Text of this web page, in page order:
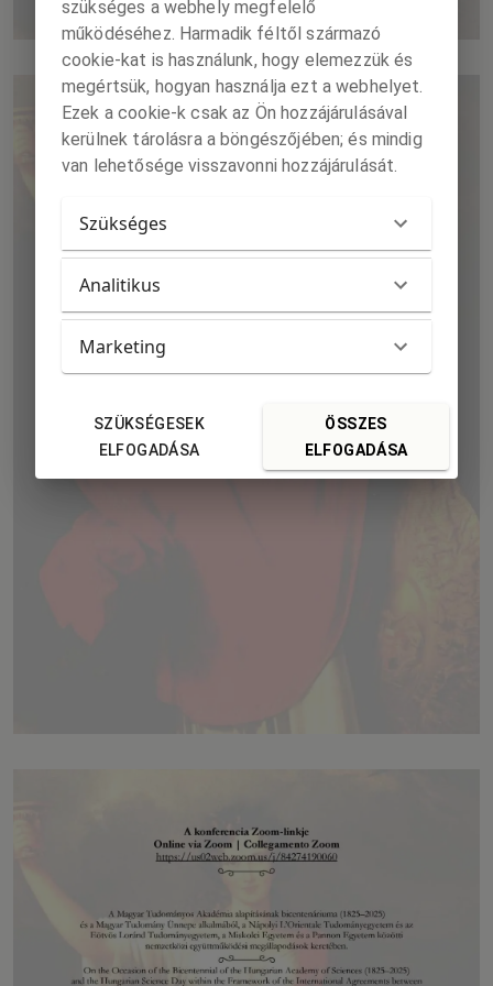
szükséges a webhely megfelelő
működéséhez. Harmadik féltől származó
cookie-kat is használunk, hogy elemezzük és
megértsük, hogyan használja ezt a webhelyet.
Ezek a cookie-k csak az Ön hozzájárulásával
kerülnek tárolásra a böngészőjében; és mindig
van lehetősége visszavonni hozzájárulását.
Szükséges
Analitikus
Marketing
SZÜKSÉGESEK
ELFOGADÁSA
ÖSSZES
ELFOGADÁSA